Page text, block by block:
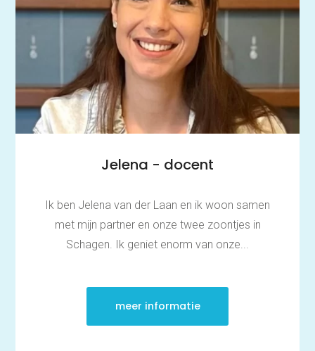
Jelena - docent
Ik ben Jelena van der Laan en ik woon samen
met mijn partner en onze twee zoontjes in
Schagen. Ik geniet enorm van onze...
meer informatie